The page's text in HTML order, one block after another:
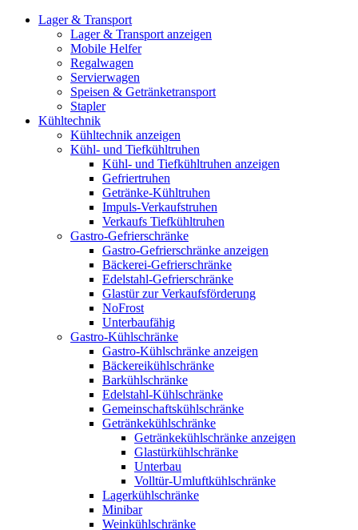
Lager & Transport
Lager & Transport anzeigen
Mobile Helfer
Regalwagen
Servierwagen
Speisen & Getränketransport
Stapler
Kühltechnik
Kühltechnik anzeigen
Kühl- und Tiefkühltruhen
Kühl- und Tiefkühltruhen anzeigen
Gefriertruhen
Getränke-Kühltruhen
Impuls-Verkaufstruhen
Verkaufs Tiefkühltruhen
Gastro-Gefrierschränke
Gastro-Gefrierschränke anzeigen
Bäckerei-Gefrierschränke
Edelstahl-Gefrierschränke
Glastür zur Verkaufsförderung
NoFrost
Unterbaufähig
Gastro-Kühlschränke
Gastro-Kühlschränke anzeigen
Bäckereikühlschränke
Barkühlschränke
Edelstahl-Kühlschränke
Gemeinschaftskühlschränke
Getränkekühlschränke
Getränkekühlschränke anzeigen
Glastürkühlschränke
Unterbau
Volltür-Umluftkühlschränke
Lagerkühlschränke
Minibar
Weinkühlschränke